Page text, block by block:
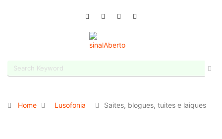
Home Lusofonia Saites, blogues, tuites e laiques